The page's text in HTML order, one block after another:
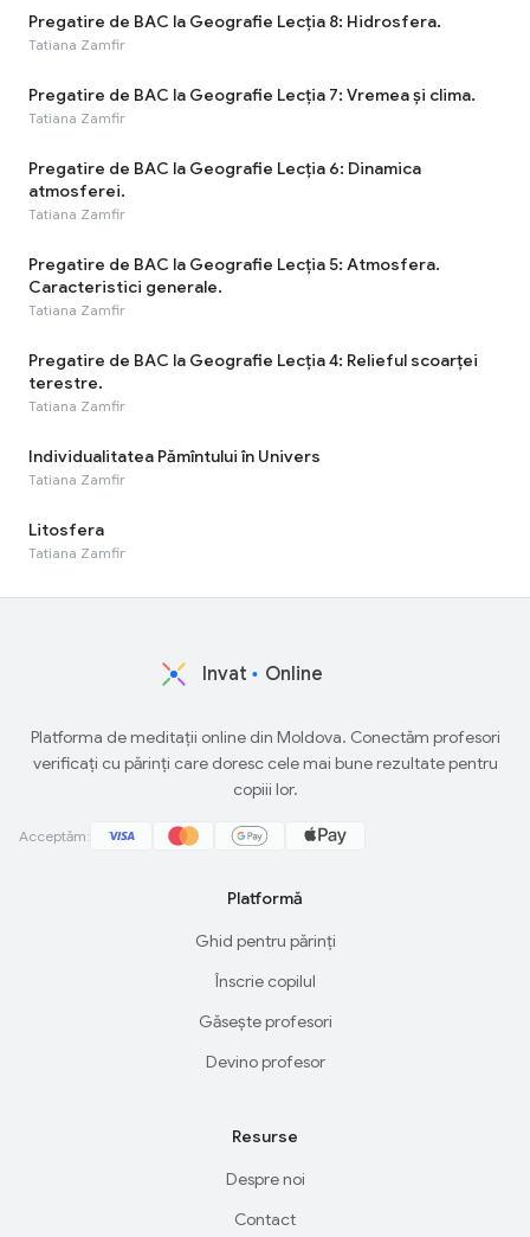
Pregatire de BAC la Geografie Lecția 8: Hidrosfera.
Tatiana Zamfir
Pregatire de BAC la Geografie Lecția 7: Vremea și clima.
Tatiana Zamfir
Pregatire de BAC la Geografie Lecția 6: Dinamica
atmosferei.
Tatiana Zamfir
Pregatire de BAC la Geografie Lecția 5: Atmosfera.
Caracteristici generale.
Tatiana Zamfir
Pregatire de BAC la Geografie Lecția 4: Relieful scoarței
terestre.
Tatiana Zamfir
Individualitatea Pămîntului în Univers
Tatiana Zamfir
Litosfera
Tatiana Zamfir
Invat Online
Platforma de meditații online din Moldova. Conectăm profesori
verificați cu părinți care doresc cele mai bune rezultate pentru
copiii lor.
Acceptăm:
Platformă
Ghid pentru părinți
Înscrie copilul
Găsește profesori
Devino profesor
Resurse
Despre noi
Contact